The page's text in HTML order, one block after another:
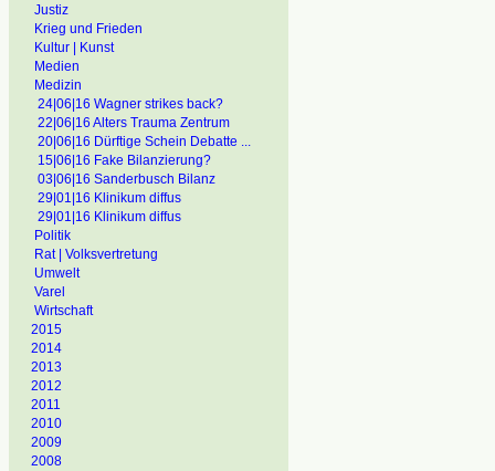
Justiz
Krieg und Frieden
Kultur | Kunst
Medien
Medizin
24|06|16 Wagner strikes back?
22|06|16 Alters Trauma Zentrum
20|06|16 Dürftige Schein Debatte ...
15|06|16 Fake Bilanzierung?
03|06|16 Sanderbusch Bilanz
29|01|16 Klinikum diffus
29|01|16 Klinikum diffus
Politik
Rat | Volksvertretung
Umwelt
Varel
Wirtschaft
2015
2014
2013
2012
2011
2010
2009
2008